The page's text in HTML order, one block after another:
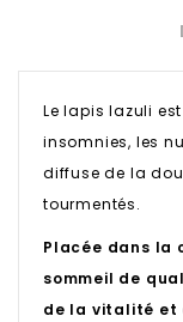
Le lapis lazuli
insomnies, les
diffuse de la
tourmentés.
Placée dans la
sommeil de
de la vitalité et